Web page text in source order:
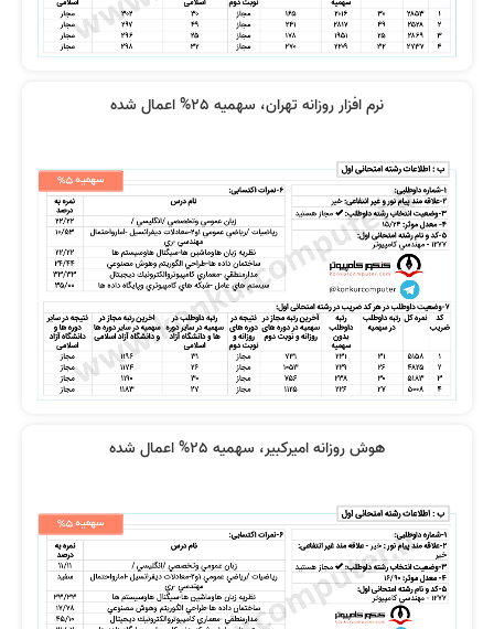
فیلم ها جامع بودند
کامپیوتر بود
دروس واقعا فوق العاده بودند درس‌ها کامل و روان است
فیلم ها خیلی دقیق و جامع و کامل
بودند
ویدیوها بسیار قابل فهم بودند
مطالبی که پوشش داده شده بود واقعا
کامل بود
تدریس بسیار شیوا و روان و بدون
ابهام
نرم افزار روزانه تهران، سهمیه 25% اعمال شده
هوش روزانه امیرکبیر، سهمیه 25% اعمال شده